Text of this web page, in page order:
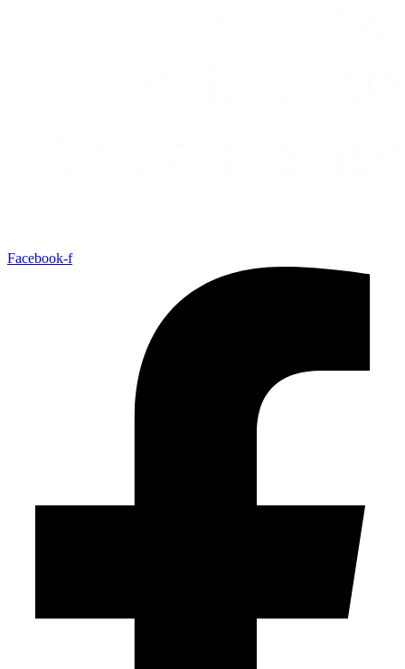
Facebook-f